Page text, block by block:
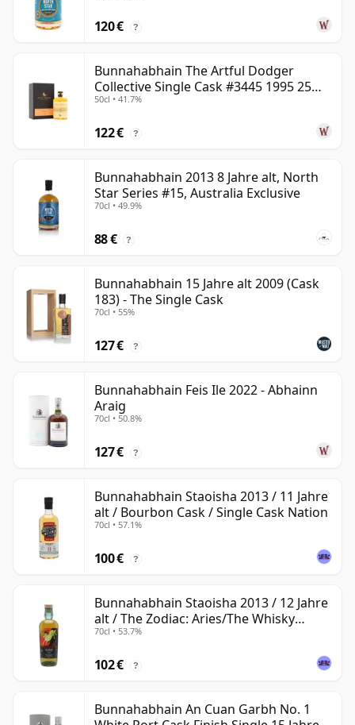
120 € ?
Bunnahabhain The Artful Dodger
Collective Single Cask #3445 1995 25
Jahre alt
50cl • 41.7%
122 € ?
Bunnahabhain 2013 8 Jahre alt, North
Star Series #15, Australia Exclusive
70cl • 49.9%
88 € ?
Bunnahabhain 15 Jahre alt 2009 (Cask
183) - The Single Cask
70cl • 55%
127 € ?
Bunnahabhain Feis Ile 2022 - Abhainn
Araig
70cl • 50.8%
127 € ?
Bunnahabhain Staoisha 2013 / 11 Jahre
alt / Bourbon Cask / Single Cask Nation
70cl • 57.1%
100 € ?
Bunnahabhain Staoisha 2013 / 12 Jahre
alt / The Zodiac: Aries/The Whisky
Exchange
70cl • 53.7%
102 € ?
Bunnahabhain An Cuan Garbh No. 1